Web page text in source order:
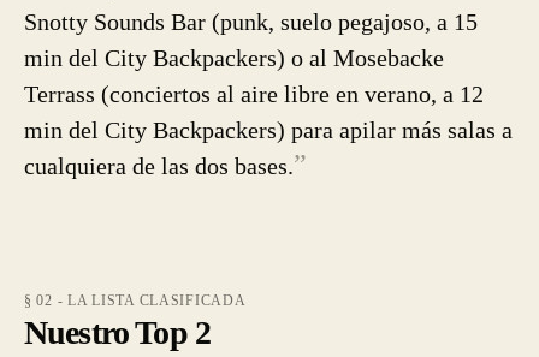
Snotty Sounds Bar (punk, suelo pegajoso, a 15
min del City Backpackers) o al Mosebacke
Terrass (conciertos al aire libre en verano, a 12
min del City Backpackers) para apilar más salas a
cualquiera de las dos bases.”
§ 02 - LA LISTA CLASIFICADA
Nuestro Top 2